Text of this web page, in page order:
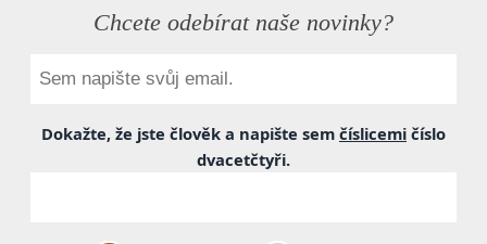
Chcete odebírat naše novinky?
Dokažte, že jste člověk a napište sem číslicemi číslo
dvacetčtyři.